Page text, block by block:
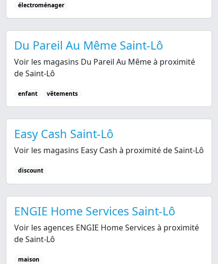
électroménager
Du Pareil Au Même Saint-Lô
Voir les magasins Du Pareil Au Même à proximité
de Saint-Lô
enfant vêtements
Easy Cash Saint-Lô
Voir les magasins Easy Cash à proximité de Saint-Lô
discount
ENGIE Home Services Saint-Lô
Voir les agences ENGIE Home Services à proximité
de Saint-Lô
maison